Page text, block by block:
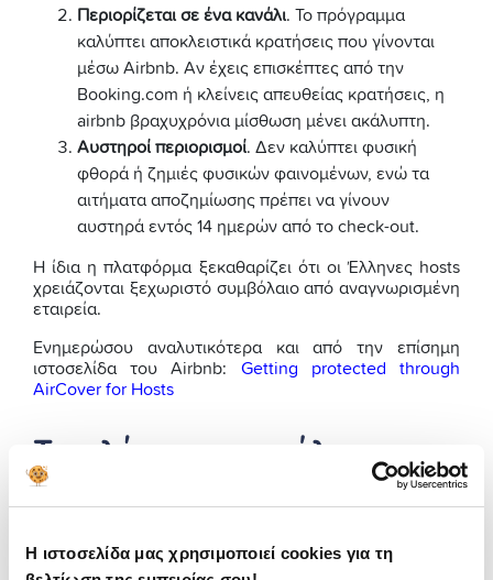
Η ιστοσελίδα μας χρησιμοποιεί cookies για τη
Περιορίζεται σε ένα κανάλι. Το πρόγραμμα
καλύπτει αποκλειστικά κρατήσεις που γίνονται
μέσω Airbnb. Αν έχεις επισκέπτες από την
Booking.com ή κλείνεις απευθείας κρατήσεις, η
airbnb βραχυχρόνια μίσθωση μένει ακάλυπτη.
Αυστηροί περιορισμοί. Δεν καλύπτει φυσική
φθορά ή ζημιές φυσικών φαινομένων, ενώ τα
αιτήματα αποζημίωσης πρέπει να γίνουν
αυστηρά εντός 14 ημερών από το check-out.
Η ίδια η πλατφόρμα ξεκαθαρίζει ότι οι Έλληνες hosts
χρειάζονται ξεχωριστό συμβόλαιο από αναγνωρισμένη
εταιρεία.
Ενημερώσου αναλυτικότερα και από την επίσημη
ιστοσελίδα του Airbnb: Getting protected through
AirCover for Hosts
Τι καλύπτει η ασφάλεια
Airbnb βραχυχρόνιας
Μια σωστή κάλυψη για βραχυχρόνια μίσθωση airbnb